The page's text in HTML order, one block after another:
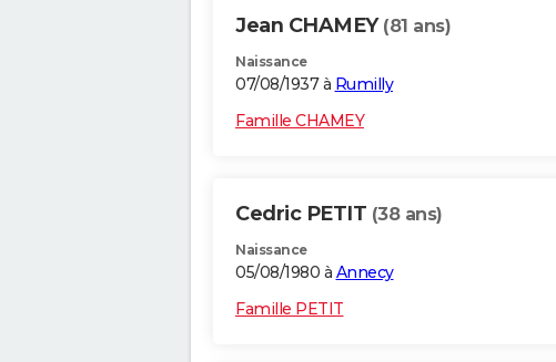
Jean CHAMEY (81 ans)
Naissance
07/08/1937 à Rumilly
Famille CHAMEY
Cedric PETIT (38 ans)
Naissance
05/08/1980 à Annecy
Famille PETIT